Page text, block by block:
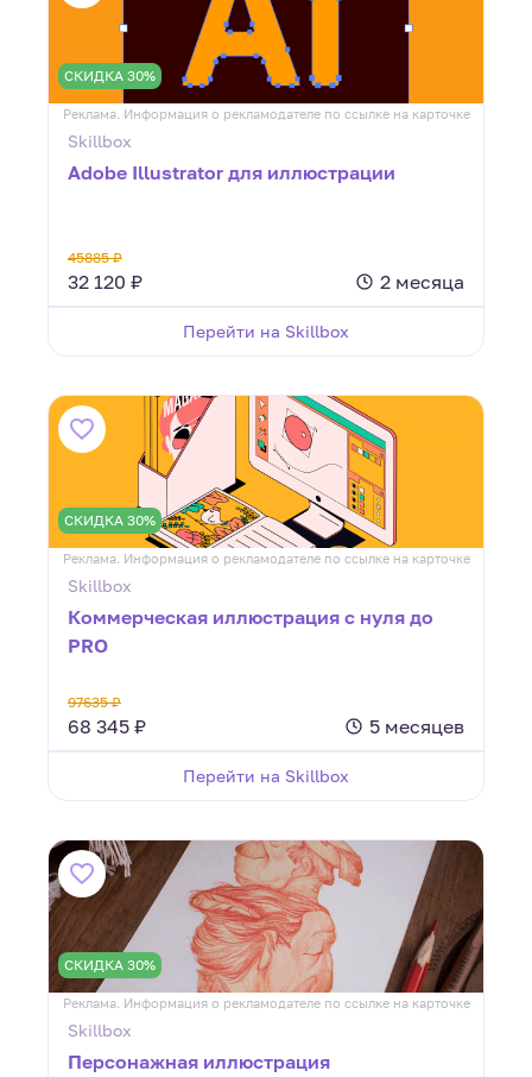
СКИДКА 30%
Реклама. Информация о рекламодателе по ссылке на карточке
Skillbox
Adobe Illustrator для иллюстрации
45885 ₽
32 120 ₽ 2 месяца
Перейти на Skillbox
СКИДКА 30%
Реклама. Информация о рекламодателе по ссылке на карточке
Skillbox
Коммерческая иллюстрация с нуля до
PRO
97635 ₽
68 345 ₽ 5 месяцев
Перейти на Skillbox
СКИДКА 30%
Реклама. Информация о рекламодателе по ссылке на карточке
Skillbox
Персонажная иллюстрация